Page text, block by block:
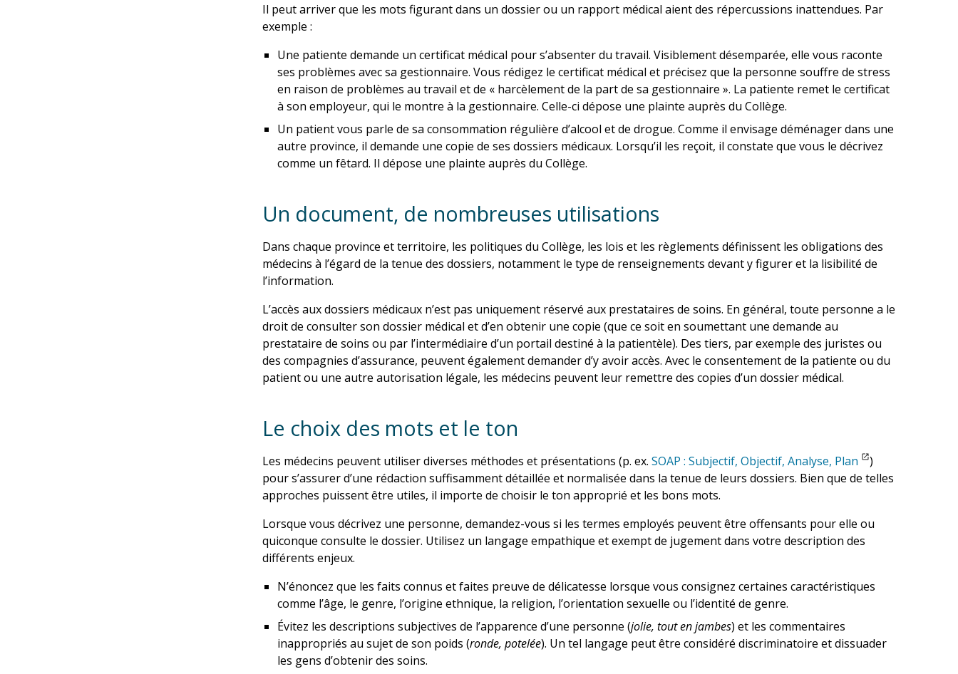
Il peut arriver que les mots figurant dans un dossier ou un rapport médical aient des répercussions inattendues. Par
exemple :
Une patiente demande un certificat médical pour s’absenter du travail. Visiblement désemparée, elle vous raconte
ses problèmes avec sa gestionnaire. Vous rédigez le certificat médical et précisez que la personne souffre de stress
en raison de problèmes au travail et de « harcèlement de la part de sa gestionnaire ». La patiente remet le certificat
à son employeur, qui le montre à la gestionnaire. Celle-ci dépose une plainte auprès du Collège.
Un patient vous parle de sa consommation régulière d’alcool et de drogue. Comme il envisage déménager dans une
autre province, il demande une copie de ses dossiers médicaux. Lorsqu’il les reçoit, il constate que vous le décrivez
comme un fêtard. Il dépose une plainte auprès du Collège.
Un document, de nombreuses utilisations
Dans chaque province et territoire, les politiques du Collège, les lois et les règlements définissent les obligations des
médecins à l’égard de la tenue des dossiers, notamment le type de renseignements devant y figurer et la lisibilité de
l’information.
L’accès aux dossiers médicaux n’est pas uniquement réservé aux prestataires de soins. En général, toute personne a le
droit de consulter son dossier médical et d’en obtenir une copie (que ce soit en soumettant une demande au
prestataire de soins ou par l’intermédiaire d’un portail destiné à la patientèle). Des tiers, par exemple des juristes ou
des compagnies d’assurance, peuvent également demander d’y avoir accès. Avec le consentement de la patiente ou du
patient ou une autre autorisation légale, les médecins peuvent leur remettre des copies d’un dossier médical.
Le choix des mots et le ton
Les médecins peuvent utiliser diverses méthodes et présentations (p. ex. SOAP : Subjectif, Objectif, Analyse, Plan
)
pour s’assurer d’une rédaction suffisamment détaillée et normalisée dans la tenue de leurs dossiers. Bien que de telles
approches puissent être utiles, il importe de choisir le ton approprié et les bons mots.
Lorsque vous décrivez une personne, demandez-vous si les termes employés peuvent être offensants pour elle ou
quiconque consulte le dossier. Utilisez un langage empathique et exempt de jugement dans votre description des
différents enjeux.
N’énoncez que les faits connus et faites preuve de délicatesse lorsque vous consignez certaines caractéristiques
comme l’âge, le genre, l’origine ethnique, la religion, l’orientation sexuelle ou l’identité de genre.
Évitez les descriptions subjectives de l’apparence d’une personne (jolie, tout en jambes) et les commentaires
inappropriés au sujet de son poids (ronde, potelée). Un tel langage peut être considéré discriminatoire et dissuader
les gens d’obtenir des soins.